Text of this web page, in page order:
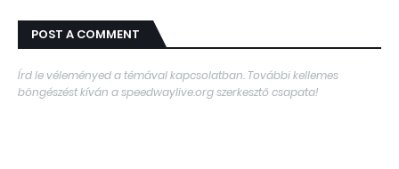
POST A COMMENT
Írd le véleményed a témával kapcsolatban. További kellemes
böngészést kíván a speedwaylive.org szerkesztő csapata!